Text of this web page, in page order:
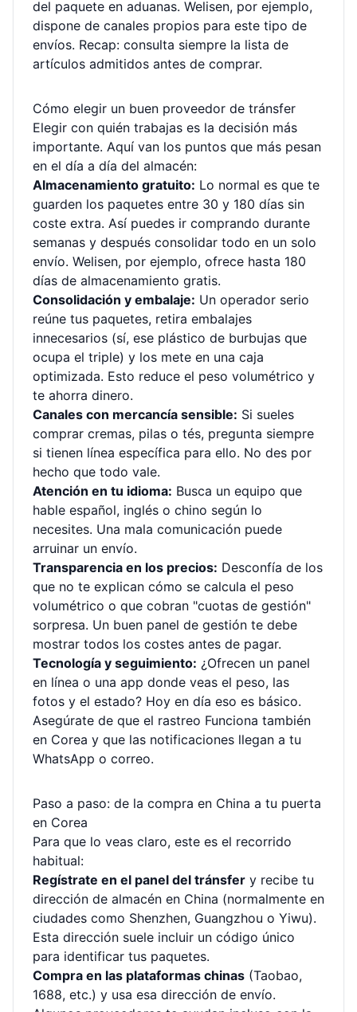
del paquete en aduanas. Welisen, por ejemplo,
dispone de canales propios para este tipo de
envíos. Recap: consulta siempre la lista de
artículos admitidos antes de comprar.
Cómo elegir un buen proveedor de tránsfer
Elegir con quién trabajas es la decisión más
importante. Aquí van los puntos que más pesan
en el día a día del almacén:
Almacenamiento gratuito: Lo normal es que te
guarden los paquetes entre 30 y 180 días sin
coste extra. Así puedes ir comprando durante
semanas y después consolidar todo en un solo
envío. Welisen, por ejemplo, ofrece hasta 180
días de almacenamiento gratis.
Consolidación y embalaje: Un operador serio
reúne tus paquetes, retira embalajes
innecesarios (sí, ese plástico de burbujas que
ocupa el triple) y los mete en una caja
optimizada. Esto reduce el peso volumétrico y
te ahorra dinero.
Canales con mercancía sensible: Si sueles
comprar cremas, pilas o tés, pregunta siempre
si tienen línea específica para ello. No des por
hecho que todo vale.
Atención en tu idioma: Busca un equipo que
hable español, inglés o chino según lo
necesites. Una mala comunicación puede
arruinar un envío.
Transparencia en los precios: Desconfía de los
que no te explican cómo se calcula el peso
volumétrico o que cobran "cuotas de gestión"
sorpresa. Un buen panel de gestión te debe
mostrar todos los costes antes de pagar.
Tecnología y seguimiento: ¿Ofrecen un panel
en línea o una app donde veas el peso, las
fotos y el estado? Hoy en día eso es básico.
Asegúrate de que el rastreo Funciona también
en Corea y que las notificaciones llegan a tu
WhatsApp o correo.
Paso a paso: de la compra en China a tu puerta
en Corea
Para que lo veas claro, este es el recorrido
habitual:
Regístrate en el panel del tránsfer y recibe tu
dirección de almacén en China (normalmente en
ciudades como Shenzhen, Guangzhou o Yiwu).
Esta dirección suele incluir un código único
para identificar tus paquetes.
Compra en las plataformas chinas (Taobao,
1688, etc.) y usa esa dirección de envío.